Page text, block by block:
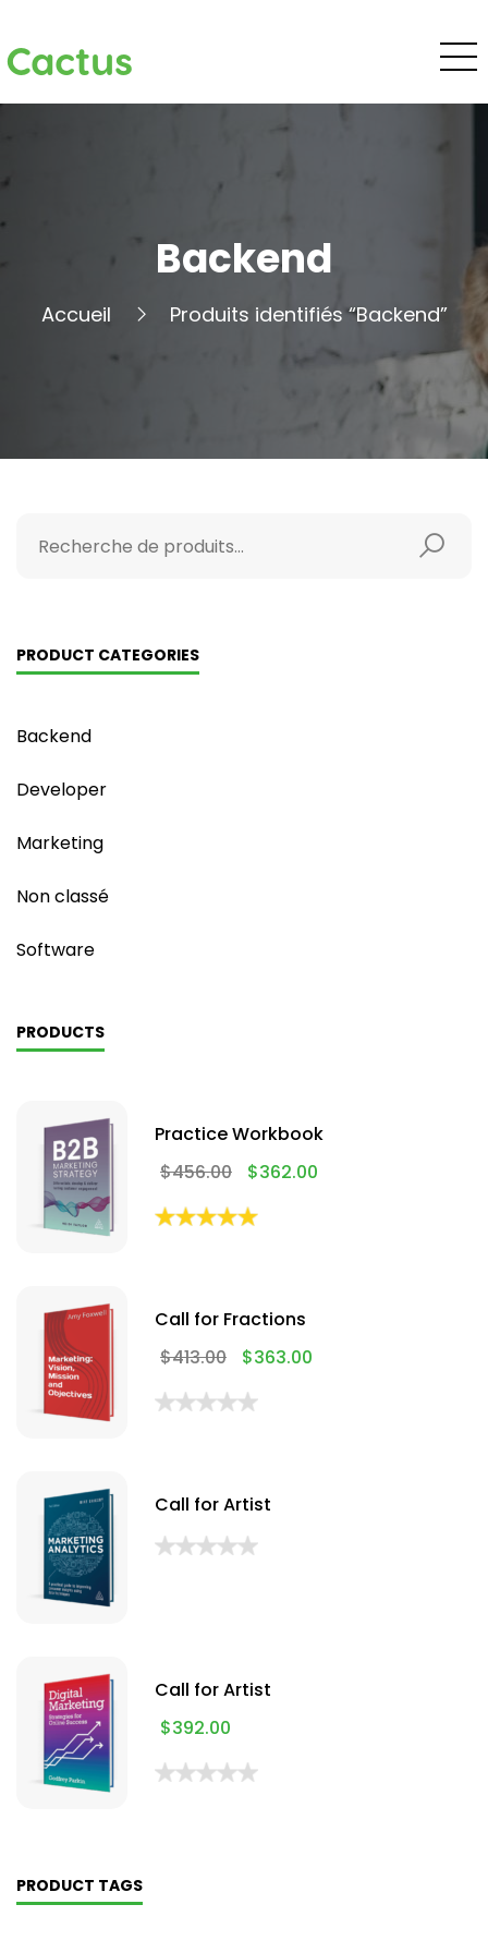
Cactus
Backend
Accueil Produits identifiés “Backend”
PRODUCT CATEGORIES
Backend
Developer
Marketing
Non classé
Software
PRODUCTS
Practice Workbook
$456.00 $362.00
Call for Fractions
$413.00 $363.00
Call for Artist
Call for Artist
$392.00
PRODUCT TAGS